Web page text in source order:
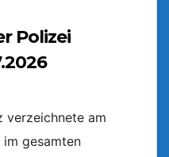
Polizei
verzeichnete am
gesamten